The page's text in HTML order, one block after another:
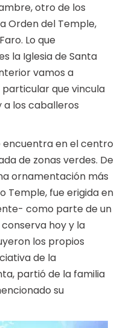
otro de los
Orden del Temple,
Lo que
la Iglesia de Santa
vamos a
que vincula
los caballeros
encuentra en el centro
de zonas verdes. De
ornamentación más
Temple, fue erigida en
como parte de un
hoy y la
los propios
de la
partió de la familia
su